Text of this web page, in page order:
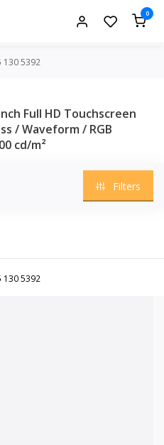
0
130 5392
Full HD Touchscreen
/ Waveform / RGB
cd/m²
Filters
130 5392